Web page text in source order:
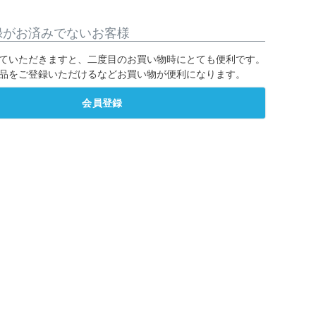
がお済みでないお客様
いただきますと、二度目のお買い物時にとても便利です。
をご登録いただけるなどお買い物が便利になります。
会員登録